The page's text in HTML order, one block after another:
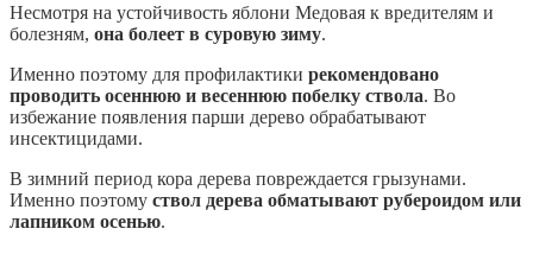
Несмотря на устойчивость яблони Медовая к вредителям и
болезням, она болеет в суровую зиму.
Именно поэтому для профилактики рекомендовано
проводить осеннюю и весеннюю побелку ствола. Во
избежание появления парши дерево обрабатывают
инсектицидами.
В зимний период кора дерева повреждается грызунами.
Именно поэтому ствол дерева обматывают рубероидом или
лапником осенью.